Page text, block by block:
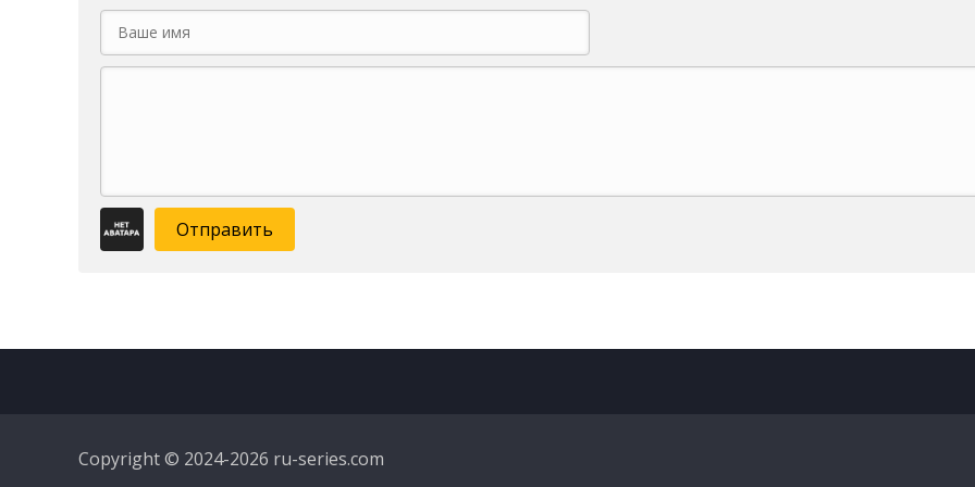
Отправить
Copyright © 2024-2026 ru-series.com